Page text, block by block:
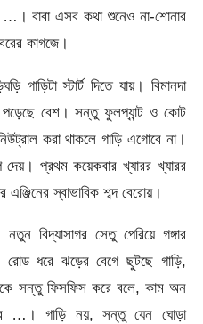
…। বাবা এসব কথা শুনেও না-শোনার
কাগজে।
স্টার্ট দিতে যায়। বিমানদা
পড়েছে বেশ। সন্তু ফুলপ্যান্ট ও কোট
করা থাকলে গাড়ি এগোবে না।
দেয়। প্রথম কয়েকবার খ্যারর খ্যারর
স্বাভাবিক শব্দ বেরোয়।
বিদ্যাসাগর সেতু পেরিয়ে গঙ্গার
রোড ধরে ঝড়ের বেগে ছুটছে গাড়ি,
ঝুঁকে সন্তু ফিসফিস করে বলে, কাম অন
…। গাড়ি নয়, সন্তু যেন ঘোড়া